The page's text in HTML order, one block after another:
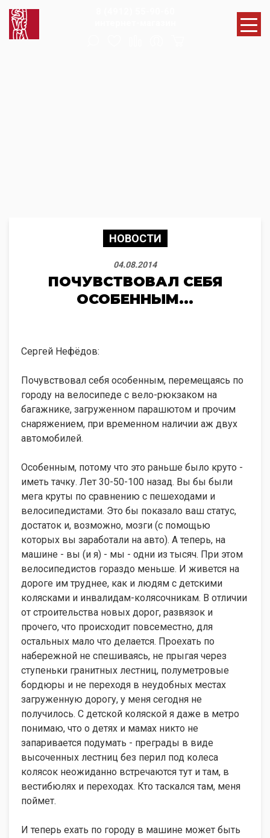
НОВОСТИ
04.08.2014
ПОЧУВСТВОВАЛ СЕБЯ
ОСОБЕННЫМ...
Сергей Нефёдов:
Почувствовал себя особенным, перемещаясь по
городу на велосипеде с вело-рюкзаком на
багажнике, загруженном парашютом и прочим
снаряжением, при временном наличии аж двух
автомобилей.
Особенным, потому что это раньше было круто -
иметь тачку. Лет 30-50-100 назад. Вы бы были
мега круты по сравнению с пешеходами и
велосипедистами. Это бы показало ваш статус,
достаток и, возможно, мозги (с помощью
которых вы заработали на авто). А теперь, на
машине - вы (и я) - мы - одни из тысяч. При этом
велосипедистов гораздо меньше. И живется на
дороге им труднее, как и людям с детскими
колясками и инвалидам-колясочникам. В отличии
от строительства новых дорог, развязок и
прочего, что происходит повсеместно, для
остальных мало что делается. Проехать по
набережной не спешиваясь, не прыгая через
ступеньки гранитных лестниц, полуметровые
бордюры и не переходя в неудобных местах
загруженную дорогу, у меня сегодня не
получилось. С детской коляской я даже в метро
понимаю, что о детях и мамах никто не
запаривается подумать - преграды в виде
высоченных лестниц без перил под колеса
колясок неожиданно встречаются тут и там, в
вестибюлях и переходах. Кто таскался там, меня
поймет.
И теперь ехать по городу в машине может быть